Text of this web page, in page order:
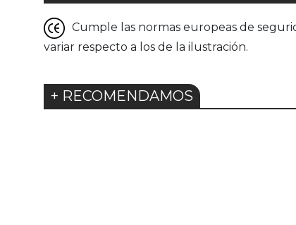
Cumple las normas europeas de
variar respecto a los de la ilustración.
+ RECOMENDAMOS